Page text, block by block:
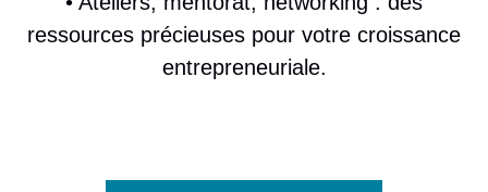
ressources précieuses pour votre croissance
entrepreneuriale.